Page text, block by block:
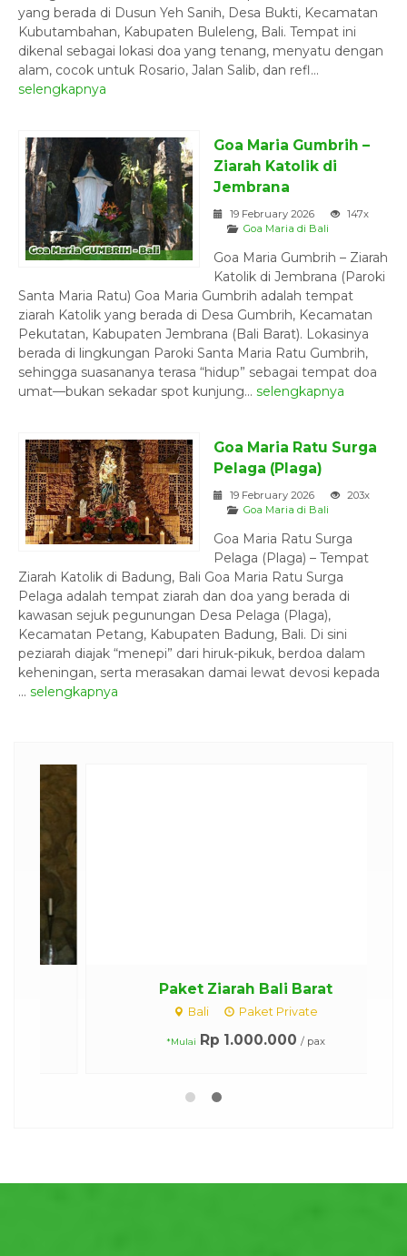
yang berada di Dusun Yeh Sanih, Desa Bukti, Kecamatan
Kubutambahan, Kabupaten Buleleng, Bali. Tempat ini
dikenal sebagai lokasi doa yang tenang, menyatu dengan
alam, cocok untuk Rosario, Jalan Salib, dan refl...
selengkapnya
Goa Maria Gumbrih –
Ziarah Katolik di
Jembrana
19 February 2026
147x
Goa Maria di Bali
Goa Maria Gumbrih – Ziarah
Katolik di Jembrana (Paroki
Santa Maria Ratu) Goa Maria Gumbrih adalah tempat
ziarah Katolik yang berada di Desa Gumbrih, Kecamatan
Pekutatan, Kabupaten Jembrana (Bali Barat). Lokasinya
berada di lingkungan Paroki Santa Maria Ratu Gumbrih,
sehingga suasananya terasa “hidup” sebagai tempat doa
umat—bukan sekadar spot kunjung... selengkapnya
Goa Maria Ratu Surga
Pelaga (Plaga)
19 February 2026
203x
Goa Maria di Bali
Goa Maria Ratu Surga
Pelaga (Plaga) – Tempat
Ziarah Katolik di Badung, Bali Goa Maria Ratu Surga
Pelaga adalah tempat ziarah dan doa yang berada di
kawasan sejuk pegunungan Desa Pelaga (Plaga),
Kecamatan Petang, Kabupaten Badung, Bali. Di sini
peziarah diajak “menepi” dari hiruk-pikuk, berdoa dalam
keheningan, serta merasakan damai lewat devosi kepada
... selengkapnya
Paket Ziarah Bali Barat
Paket Private
Rp 1.000.000 / pax